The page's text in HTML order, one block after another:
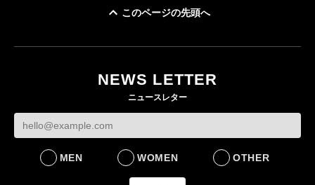
LIFESTYLE
社長 「のんびりした
ら先はない」“前進”す
BUSINESS
BUSINESS
このページの先頭へ
NEWS LETTER
ニュースレター
MEN WOMEN OTHER